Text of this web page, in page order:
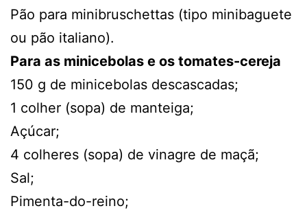
Pão para minibruschettas (tipo minibaguete
ou pão italiano).
Para as minicebolas e os tomates-cereja
150 g de minicebolas descascadas;
1 colher (sopa) de manteiga;
Açúcar;
4 colheres (sopa) de vinagre de maçã;
Sal;
Pimenta-do-reino;